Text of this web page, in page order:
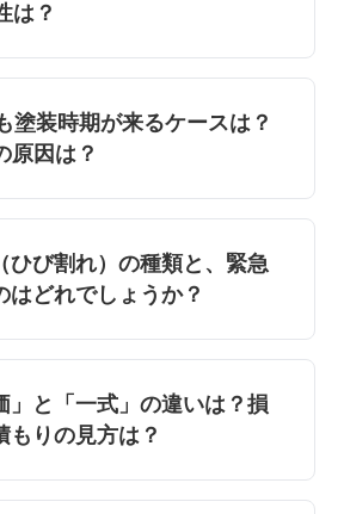
は？
塗装時期が来るケースは？
原因は？
ひび割れ）の種類と、緊急
はどれでしょうか？
」と「一式」の違いは？損
もりの見方は？